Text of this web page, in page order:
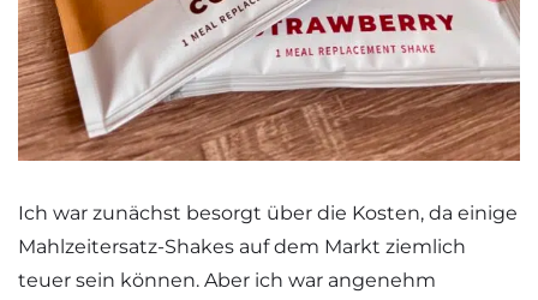
Ich war zunächst besorgt über die Kosten, da einige
Mahlzeitersatz-Shakes auf dem Markt ziemlich
teuer sein können. Aber ich war angenehm